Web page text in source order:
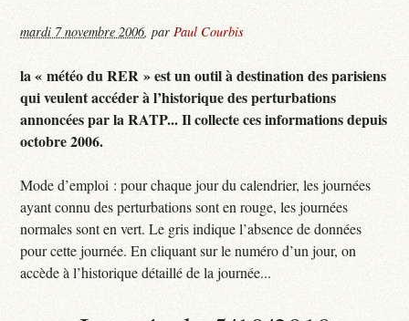
mardi 7 novembre 2006,parPaul Courbis
la « météo du RER » est un outil à destination des parisiens
qui veulent accéder à l’historique des perturbations
annoncées par la RATP... Il collecte ces informations depuis
octobre 2006.
Mode d’emploi : pour chaque jour du calendrier, les journées
ayant connu des perturbations sont en rouge, les journées
normales sont en vert. Le gris indique l’absence de données
pour cette journée. En cliquant sur le numéro d’un jour, on
accède à l’historique détaillé de la journée...